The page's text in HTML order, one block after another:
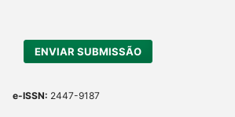
ENVIAR SUBMISSÃO
e-ISSN: 2447-9187